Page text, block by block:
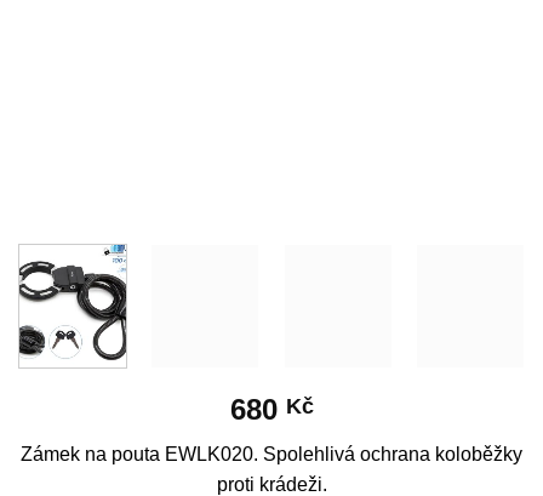
680 Kč
Zámek na pouta EWLK020. Spolehlivá ochrana koloběžky
proti krádeži.